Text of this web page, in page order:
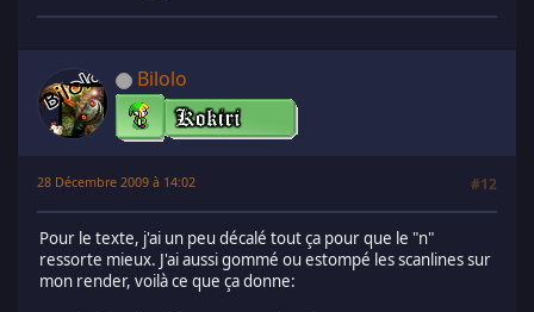
Bilolo
28 Décembre 2009 à 14:02 #12
Pour le texte, j'ai un peu décalé tout ça pour que le "n"
ressorte mieux. J'ai aussi gommé ou estompé les scanlines sur
mon render, voilà ce que ça donne: